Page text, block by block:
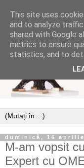
duminică, 16 aprilie
M-am vopsit
Expert cu
This site uses
and to analyze
shared with Google
metrics to ensure
statistics, and to